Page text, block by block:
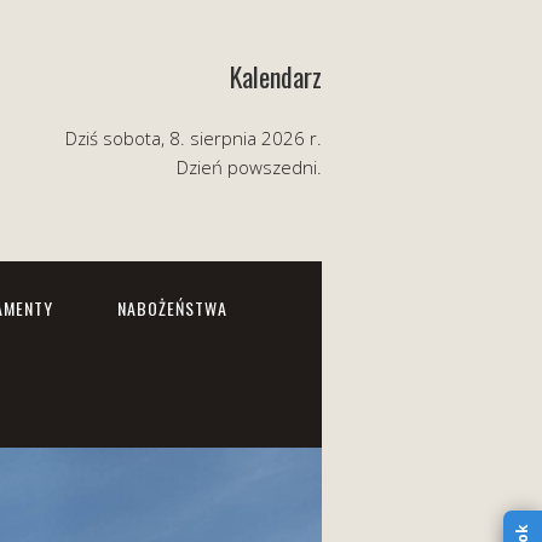
Kalendarz
Dziś sobota, 8. sierpnia 2026 r.
Dzień powszedni.
NABOŻEŃSTWA